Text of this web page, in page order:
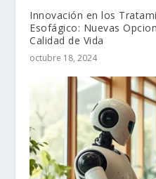
Innovación en los
Esofágico: Nuevas
Calidad de Vida
octubre 18, 2024